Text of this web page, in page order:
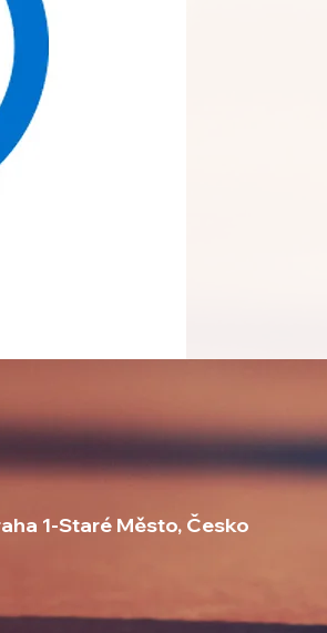
1-Staré Město, Česko